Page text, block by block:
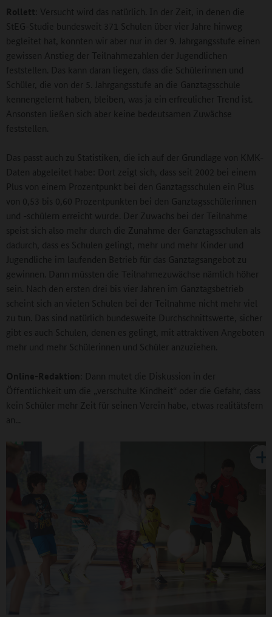
Rollett : Versucht wird das natürlich. In der Zeit, in denen die
StEG-Studie bundesweit 371 Schulen über vier Jahre hinweg
begleitet hat, konnten wir aber nur in der 9. Jahrgangsstufe einen
gewissen Anstieg der Teilnahmezahlen der Jugendlichen
feststellen. Das kann daran liegen, dass die Schülerinnen und
Schüler, die von der 5. Jahrgangsstufe an die Ganztagsschule
kennengelernt haben, bleiben, was ja ein erfreulicher Trend ist.
Ansonsten ließen sich aber keine bedeutsamen Zuwächse
feststellen.
Das passt auch zu Statistiken, die ich auf der Grundlage von KMK-
Daten abgeleitet habe: Dort zeigt sich, dass seit 2002 bei einem
Plus von einem Prozentpunkt bei den Ganztagsschulen ein Plus
von 0,53 bis 0,60 Prozentpunkten bei den Ganztagsschülerinnen
und -schülern erreicht wurde. Der Zuwachs bei der Teilnahme
speist sich also mehr durch die Zunahme der Ganztagsschulen als
dadurch, dass es Schulen gelingt, mehr und mehr Kinder und
Jugendliche im laufenden Betrieb für das Ganztagsangebot zu
gewinnen. Dann müssten die Teilnahmezuwächse nämlich höher
sein. Nach den ersten drei bis vier Jahren im Ganztagsbetrieb
scheint sich an vielen Schulen bei der Teilnahme nicht mehr viel
zu tun. Das sind natürlich bundesweite Durchschnittswerte, sicher
gibt es auch Schulen, denen es gelingt, mit attraktiven Angeboten
mehr und mehr Schülerinnen und Schüler anzuziehen.
Online-Redaktion : Dann mutet die Diskussion in der
Öffentlichkeit um die „verschulte Kindheit“ oder die Gefahr, dass
kein Schüler mehr Zeit für seinen Verein habe, etwas realitätsfern
an...